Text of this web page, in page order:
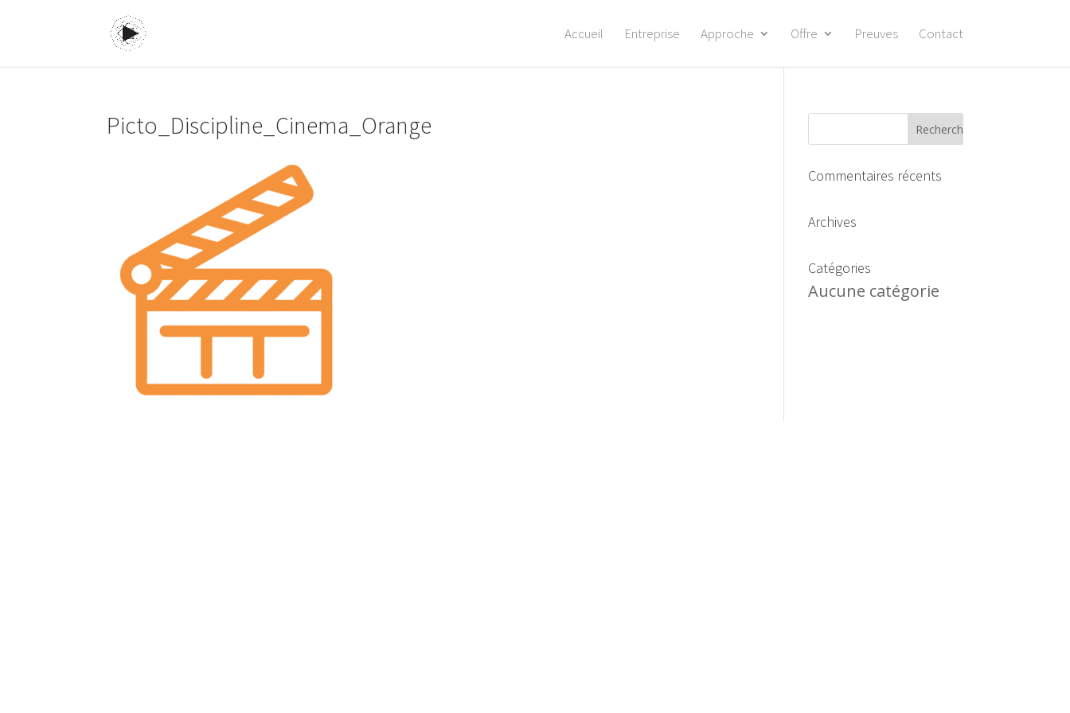
Accueil Entreprise Approche Offre Preuves Contact
Picto_Discipline_Cinema_Orange
Commentaires récents
Archives
Catégories
Aucune catégorie